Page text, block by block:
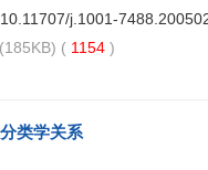
10.11707/j.1001-
(185KB) ( 1154 )
类学关系